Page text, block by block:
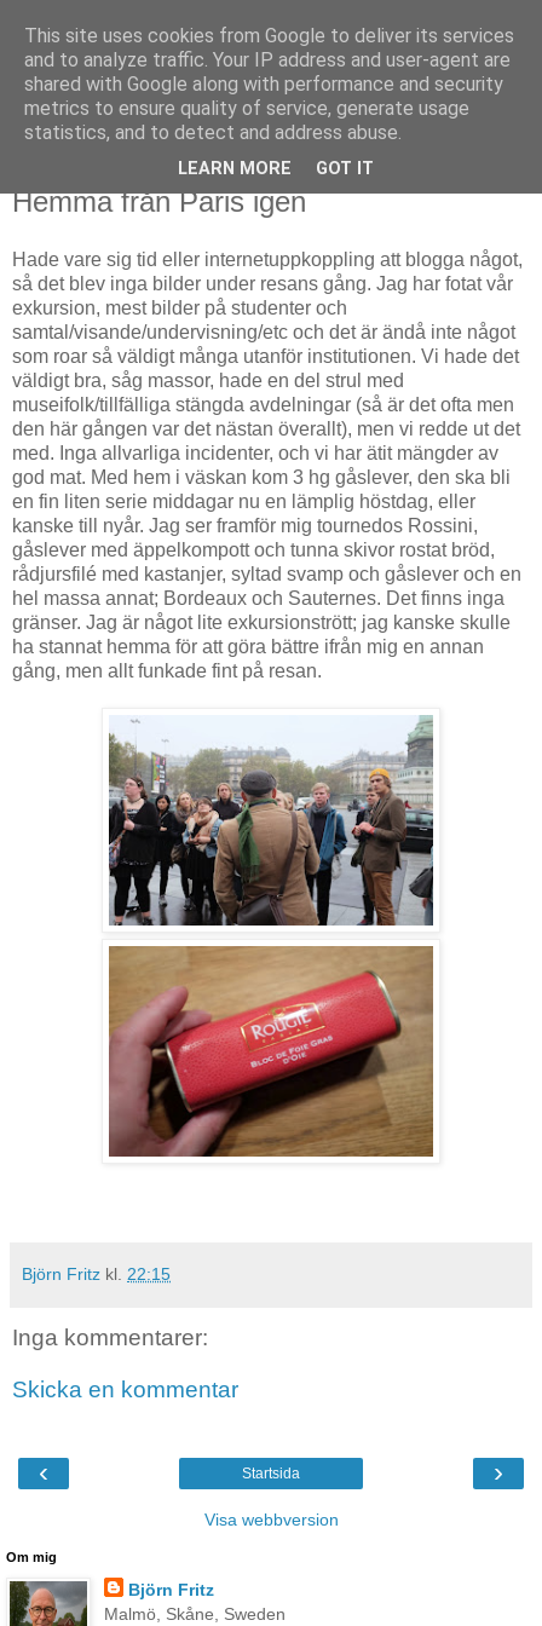
Björn Fritz
vad än som faller mig in
måndag, oktober 21, 2013
Hemma från Paris igen
Hade vare sig tid eller internetuppkoppling att blogga något,
så det blev inga bilder under resans gång. Jag har fotat vår
exkursion, mest bilder på studenter och
samtal/visande/undervisning/etc och det är ändå inte något
som roar så väldigt många utanför institutionen. Vi hade det
väldigt bra, såg massor, hade en del strul med
museifolk/tillfälliga stängda avdelningar (så är det ofta men
den här gången var det nästan överallt), men vi redde ut det
med. Inga allvarliga incidenter, och vi har ätit mängder av
god mat. Med hem i väskan kom 3 hg gåslever, den ska bli
en fin liten serie middagar nu en lämplig höstdag, eller
kanske till nyår. Jag ser framför mig tournedos Rossini,
gåslever med äppelkompott och tunna skivor rostat bröd,
rådjursfilé med kastanjer, syltad svamp och gåslever och en
hel massa annat; Bordeaux och Sauternes. Det finns inga
gränser. Jag är något lite exkursionstrött; jag kanske skulle
ha stannat hemma för att göra bättre ifrån mig en annan
gång, men allt funkade fint på resan.
Björn Fritz kl. 22:15
Inga kommentarer:
Skicka en kommentar
‹ ›
Startsida
Visa webbversion
Om mig
Björn Fritz
Malmö, Skåne, Sweden
This site uses cookies from Google to deliver its services
and to analyze traffic. Your IP address and user-agent are
shared with Google along with performance and security
metrics to ensure quality of service, generate usage
statistics, and to detect and address abuse.
LEARN MORE GOT IT